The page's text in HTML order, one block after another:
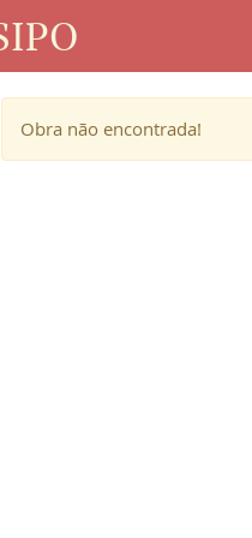
Obra não encontrada!